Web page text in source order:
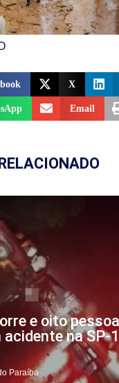
X
Email
e oito
na SP-
Paraíba